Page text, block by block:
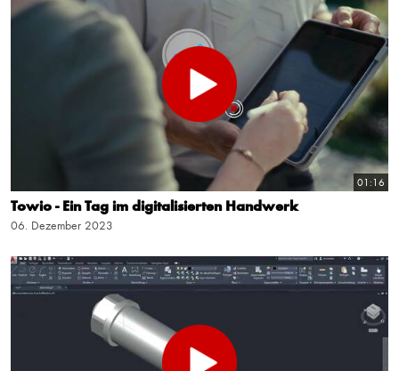
01:16
Towio - Ein Tag im digitalisierten Handwerk
06. Dezember 2023